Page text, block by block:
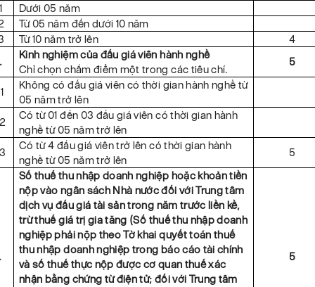
Dưới 05 năm
Từ 05 năm đến dưới 10 năm
Từ 10 năm trở lên
4
Kinh nghiệm của đấu giá viên hành nghề
Chỉ chọn chấm điểm một trong các tiêu chí.
5
Không có đấu giá viên có thời gian hành nghề từ
05 năm trở lên
Có từ 01 đến 03 đấu giá viên có thời gian hành
nghề từ 05 năm trở lên
Có từ 4 đấu giá viên trở lên có thời gian hành
nghề từ 05 năm trở lên
5
Số thuế thu nhập doanh nghiệp hoặc khoản tiền
nộp vào ngân sách Nhà nước đối với Trung tâm
dịch vụ đấu giá tài sản trong năm trước liền kề,
trừ thuế giá trị gia tăng (Số thuế thu nhập doanh
nghiệp phải nộp theo Tờ khai quyết toán thuế
thu nhập doanh nghiệp trong báo cáo tài chính
và số thuế thực nộp được cơ quan thuế xác
nhận bằng chứng từ điện tử; đối với Trung tâm
5